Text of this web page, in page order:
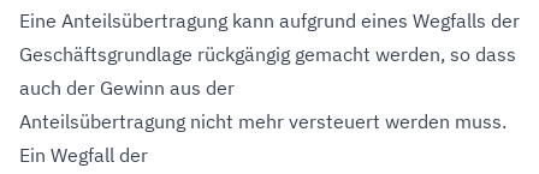
Eine Anteilsübertragung kann aufgrund eines Wegfalls der
Geschäftsgrundlage rückgängig gemacht werden, so dass
auch der Gewinn aus der
Anteilsübertragung nicht mehr versteuert werden muss.
Ein Wegfall der